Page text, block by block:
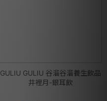
GULIU GULIU 谷溜谷溜養生飲品
井裡月-銀耳飲